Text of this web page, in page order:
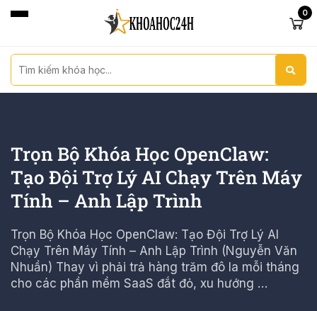
0
Trọn Bộ Khóa Học OpenClaw:
Tạo Đội Trợ Lý AI Chạy Trên Máy
Tính – Anh Lập Trình
Trọn Bộ Khóa Học OpenClaw: Tạo Đội Trợ Lý AI
Chạy Trên Máy Tính – Anh Lập Trình (Nguyễn Văn
Nhuần) Thay vì phải trả hàng trăm đô la mỗi tháng
cho các phần mềm SaaS đắt đỏ, xu hướng …